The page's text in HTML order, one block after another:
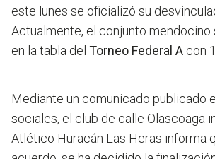
este lunes se oficializó su
Actualmente, el conjunto mendocino
en la tabla del Torneo Federal A con
Mediante un comunicado publicado
sociales, el club de calle Olascoaga
Atlético Huracán Las Heras informa